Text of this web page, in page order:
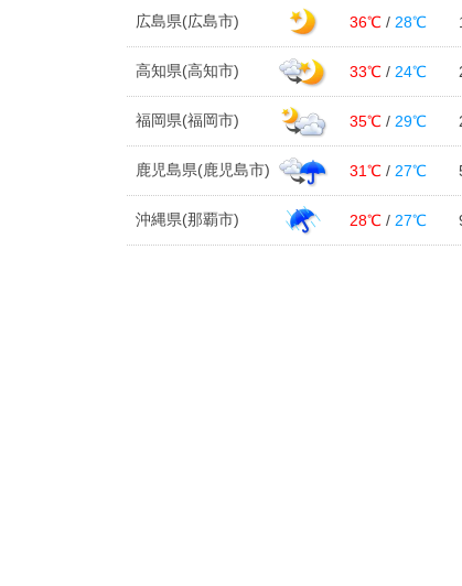
広島県(広島市) 36℃ / 28℃
高知県(高知市) 33℃ / 24℃
福岡県(福岡市) 35℃ / 29℃
鹿児島県(鹿児島市) 31℃ / 27℃
沖縄県(那覇市) 28℃ / 27℃